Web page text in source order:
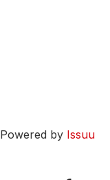
Powered by Issuu